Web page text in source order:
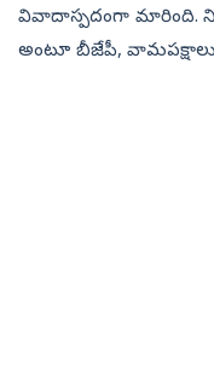
వివాదాస్పదంగా మారింది.
అంటూ బీజేపీ,